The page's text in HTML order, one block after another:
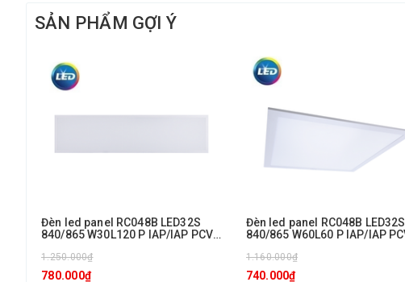
SẢN PHẨM GỢI Ý
Đèn led panel RC048B LED32S
840/865 W30L120 P IAP/IAP PCV
1.250.000₫
780.000₫
Đèn led panel RC048B LED32S
840/865 W60L60 P IAP/IAP PCV
1.160.000₫
740.000₫